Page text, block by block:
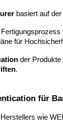
basiert auf der
für
der Produkte
.
für
wie